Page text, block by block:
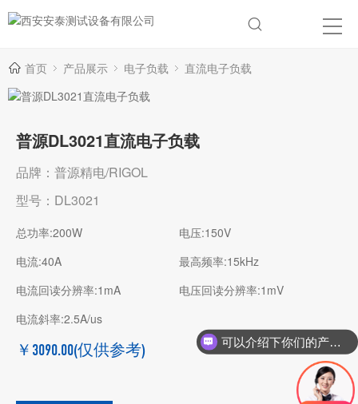
首页 产品展示 电子负载 直流电子负载
普源DL3021直流电子负载
品牌：普源精电/RIGOL
型号：DL3021
总功率:200W
电压:150V
电流:40A
最高频率:15kHz
电流回读分辨率:1mA
电压回读分辨率:1mV
电流斜率:2.5A/us
￥3090.00(仅供参考)
可以介绍下你们的产品么？